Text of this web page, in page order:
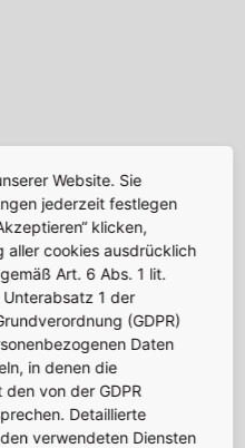
Website. Sie
jederzeit festlegen
klicken,
aller cookies ausdrücklich
Art. 6 Abs. 1 lit.
1 der
(GDPR)
Daten
in denen die
von der GDPR
Detaillierte
verwendeten Diensten